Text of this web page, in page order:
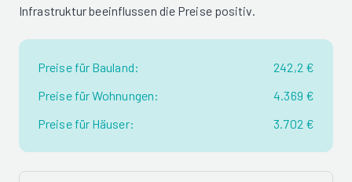
Infrastruktur beeinflussen die Preise positiv.
Preise für Bauland:
242,2 €
Preise für Wohnungen:
4.369 €
Preise für Häuser:
3.702 €